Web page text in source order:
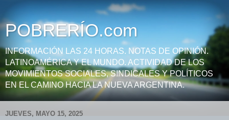
POBRERÍO.com
INFORMACIÓN LAS 24 HORAS. NOTAS DE OPINIÓN.
LATINOAMÉRICA Y EL MUNDO. ACTIVIDAD DE LOS
MOVIMIENTOS SOCIALES, SINDICALES Y POLÍTICOS
EN EL CAMINO HACIA LA NUEVA ARGENTINA.
JUEVES, MAYO 15, 2025